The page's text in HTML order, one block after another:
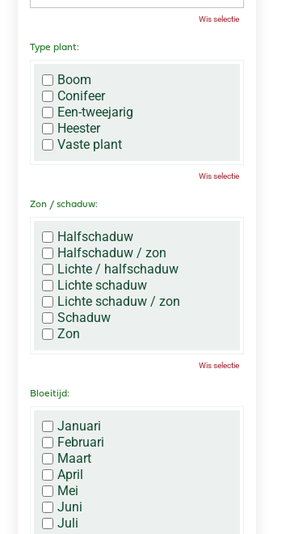
Wis selectie
Type plant:
Boom
Conifeer
Een-tweejarig
Heester
Vaste plant
Wis selectie
Zon / schaduw:
Halfschaduw
Halfschaduw / zon
Lichte / halfschaduw
Lichte schaduw
Lichte schaduw / zon
Schaduw
Zon
Wis selectie
Bloeitijd:
Januari
Februari
Maart
April
Mei
Juni
Juli